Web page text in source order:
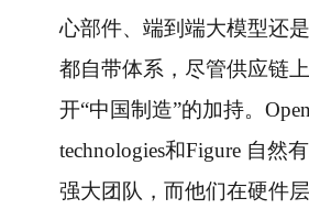
心部件、端到端大模型还
都自带体系，尽管供应链
开“中国制造”的加持。
technologies和Figure 自然
强大团队，而他们在硬件